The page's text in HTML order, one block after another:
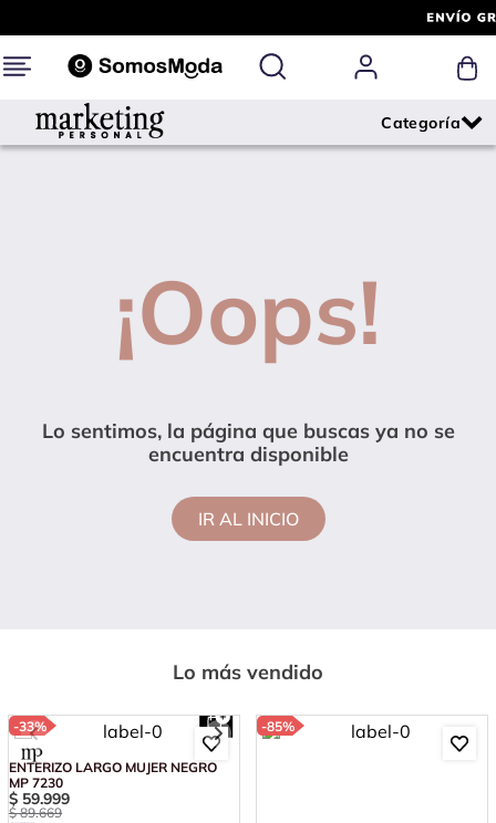
¡Oops!
Lo sentimos, la página que buscas ya no se
encuentra disponible
IR AL INICIO
Lo más vendido
-33%
ENTERIZO LARGO MUJER NEGRO
MP 7230
$ 59.999
$ 89.669
-85%